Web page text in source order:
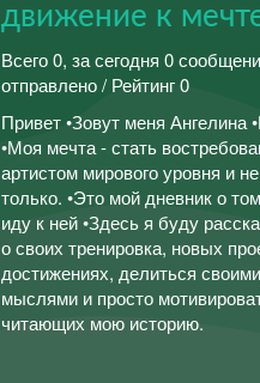
движение к
Всего 0, за сегодня 0
отправлено / Рейтинг 0
Привет •Зовут меня Ангелина
•Моя мечта - стать
артистом мирового уровня и не
только. •Это мой дневник о
иду к ней •Здесь я буду
о своих тренировка, новых
достижениях, делиться своими
мыслями и просто
читающих мою историю.